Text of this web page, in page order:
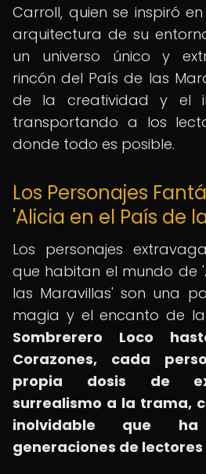
Carroll, quien se inspiró
arquitectura de su
un universo único y
rincón del País de las
de la creatividad y el
transportando a los
donde todo es posible.
Los Personajes
'Alicia en el País de
Los personajes
que habitan el mundo de
las Maravillas' son una
magia y el encanto de la
Sombrerero Loco
Corazones, cada
propia dosis de
surrealismo a la trama,
inolvidable que
generaciones de